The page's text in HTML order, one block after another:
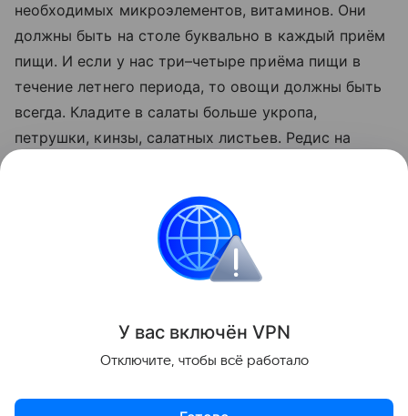
необходимых микроэлементов, витаминов. Они
должны быть на столе буквально в каждый приём
пищи. И если у нас три–четыре приёма пищи в
течение летнего периода, то овощи должны быть
всегда. Кладите в салаты больше укропа,
петрушки, кинзы, салатных листьев. Редис на
Здоровье Новости
Поделиться
У вас включён VPN
Отключите, чтобы всё работало